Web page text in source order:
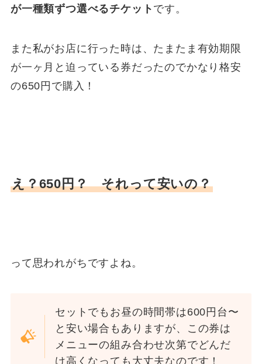
が一種類ずつ選べるチケット です。
また私がお店に行った時は、たまたま有効期限
が一ヶ月と迫っている券だったのでかなり格安
の650円で購入！
え？650円？ それって安いの？
って思われがちですよね。
セットでもお昼の時間帯は600円台〜
と安い場合もありますが、この券は
メニューの組み合わせ次第でどんだ
け高くなっても大丈夫なのです！